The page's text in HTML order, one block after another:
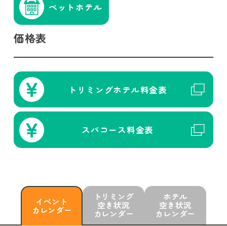
ペットホテル
価格表
トリミングホテル料金表
スパコース料金表
イベント
カレンダー
トリミング
空き状況
カレンダー
ホテル
空き状況
カレンダー